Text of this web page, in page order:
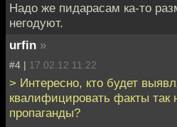
Надо же пидарасам ка-то
негодуют.
urfin »
#4 | 17.02.12 11:22
> Интересно, кто будет
квалифицировать факты так
пропаганды?